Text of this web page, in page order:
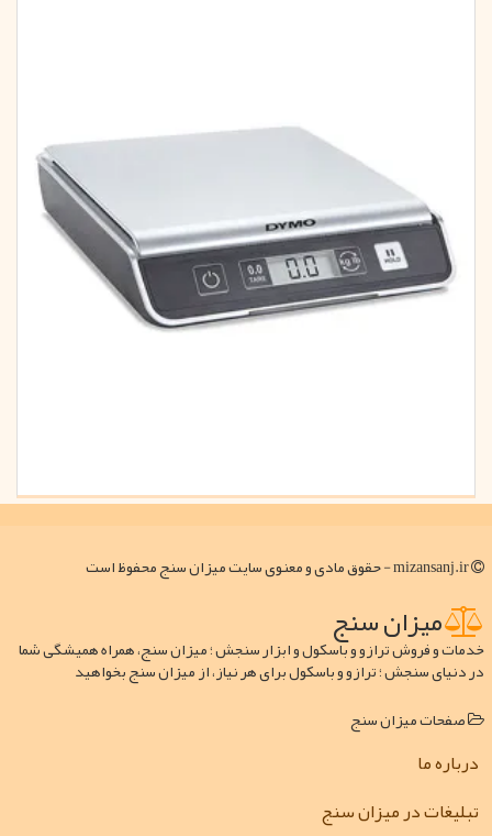
میزان سنج
خدمات و فروش ترازو و باسکول و ابزار سنجش ؛ میزان سنج، همراه همیشگی شما
در دنیای سنجش ؛ ترازو و باسکول برای هر نیاز، از میزان سنج بخواهید
صفحات میزان سنج
درباره ما
تبلیغات در میزان سنج